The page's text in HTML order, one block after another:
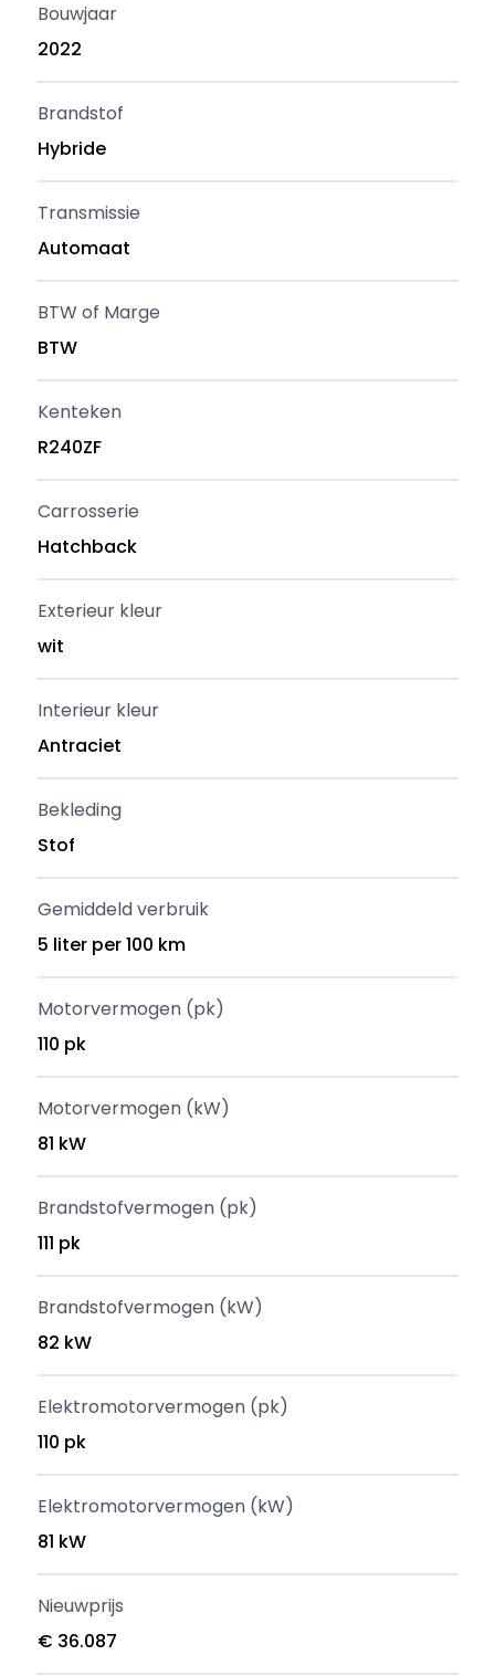
Bouwjaar
2022
Brandstof
Hybride
Transmissie
Automaat
BTW of Marge
BTW
Kenteken
R240ZF
Carrosserie
Hatchback
Exterieur kleur
wit
Interieur kleur
Antraciet
Bekleding
Stof
Gemiddeld verbruik
5 liter per 100 km
Motorvermogen (pk)
110 pk
Motorvermogen (kW)
81 kW
Brandstofvermogen (pk)
111 pk
Brandstofvermogen (kW)
82 kW
Elektromotorvermogen (pk)
110 pk
Elektromotorvermogen (kW)
81 kW
Nieuwprijs
€ 36.087